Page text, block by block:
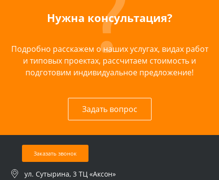
Нужна консультация?
Подробно расскажем о наших услугах, видах работ
и типовых проектах, рассчитаем стоимость и
подготовим индивидуальное предложение!
Задать вопрос
Заказать звонок
ул. Сутырина, 3 ТЦ «Аксон»